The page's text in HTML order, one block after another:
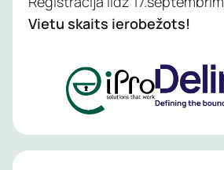
Vietu skaits ierobežots!